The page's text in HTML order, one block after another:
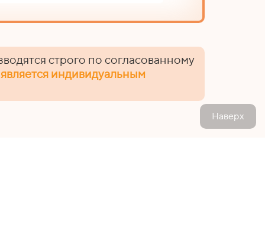
строго по согласованному
индивидуальным
Наверх